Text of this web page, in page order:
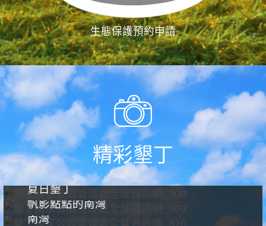
生態保護預約申請
精彩墾丁
夏日墾丁
帆影點點的南灣
南灣